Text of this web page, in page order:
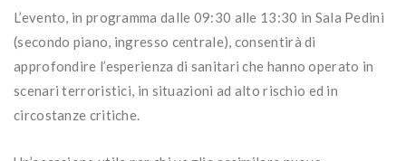
L’evento, in programma dalle 09:30 alle 13:30 in Sala Pedini
(secondo piano, ingresso centrale), consentirà di
approfondire l’esperienza di sanitari che hanno operato in
scenari terroristici, in situazioni ad alto rischio ed in
circostanze critiche.